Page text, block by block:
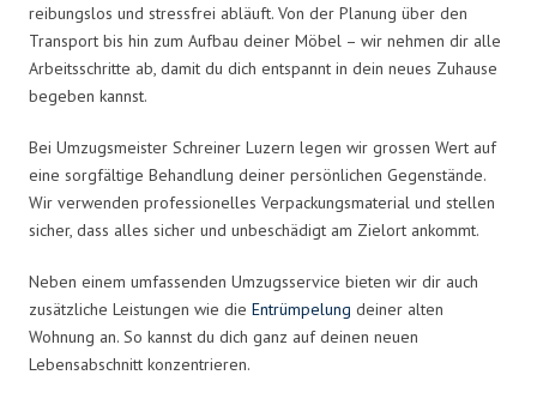
reibungslos und stressfrei abläuft. Von der Planung über den
Transport bis hin zum Aufbau deiner Möbel – wir nehmen dir alle
Arbeitsschritte ab, damit du dich entspannt in dein neues Zuhause
begeben kannst.
Bei Umzugsmeister Schreiner Luzern legen wir grossen Wert auf
eine sorgfältige Behandlung deiner persönlichen Gegenstände.
Wir verwenden professionelles Verpackungsmaterial und stellen
sicher, dass alles sicher und unbeschädigt am Zielort ankommt.
Neben einem umfassenden Umzugsservice bieten wir dir auch
zusätzliche Leistungen wie die Entrümpelung deiner alten
Wohnung an. So kannst du dich ganz auf deinen neuen
Lebensabschnitt konzentrieren.